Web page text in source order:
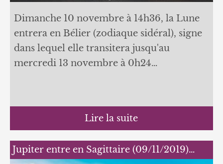
Dimanche 10 novembre à 14h36, la Lune
entrera en Bélier (zodiaque sidéral), signe
dans lequel elle transitera jusqu'au
mercredi 13 novembre à 0h24…
Lire la suite
Jupiter entre en Sagittaire (09/11/2019)…